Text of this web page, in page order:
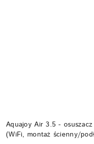
Aquajoy Air 3.5 -
(WiFi, montaż ścienny/